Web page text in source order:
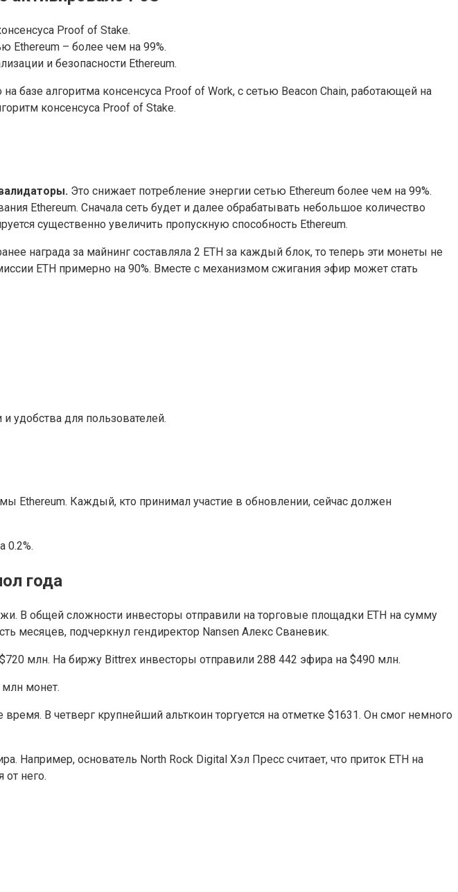
Proof of Stake.
Ethereum – более чем на 99%.
и безопасности Ethereum.
базе алгоритма консенсуса Proof of Work, с сетью Beacon Chain, работающей на
консенсуса Proof of Stake.
Это снижает потребление энергии сетью Ethereum более чем на 99%.
Ethereum. Сначала сеть будет и далее обрабатывать небольшое количество
существенно увеличить пропускную способность Ethereum.
награда за майнинг составляла 2 ETH за каждый блок, то теперь эти монеты не
ETH примерно на 90%. Вместе с механизмом сжигания эфир может стать
удобства для пользователей.
Ethereum. Каждый, кто принимал участие в обновлении, сейчас должен
0.2%.
года
В общей сложности инвесторы отправили на торговые площадки ETH на сумму
месяцев, подчеркнул гендиректор Nansen Алекс Сваневик.
млн. На биржу Bittrex инвесторы отправили 288 442 эфира на $490 млн.
монет.
В четверг крупнейший альткоин торгуется на отметке $1631. Он смог немного
Например, основатель North Rock Digital Хэл Пресс считает, что приток ETH на
от него.